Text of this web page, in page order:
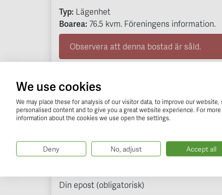
Typ: Lägenhet
Boarea: 76.5 kvm. Föreningens information.
Observera att denna bostad är såld.
Få förhandsinformation
Ditt namn (obligatorisk)
Din telefon (obligatorisk)
Din epost (obligatorisk)
We use cookies
We may place these for analysis of our visitor data, to improve our website,
personalised content and to give you a great website experience. For more
information about the cookies we use open the settings.
Deny No, adjust Accept all